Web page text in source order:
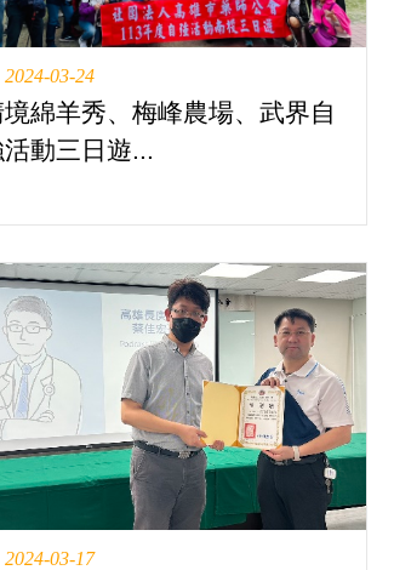
2024-03-24
綿羊秀、梅峰農場、武界自
動三日遊...
2024-03-17